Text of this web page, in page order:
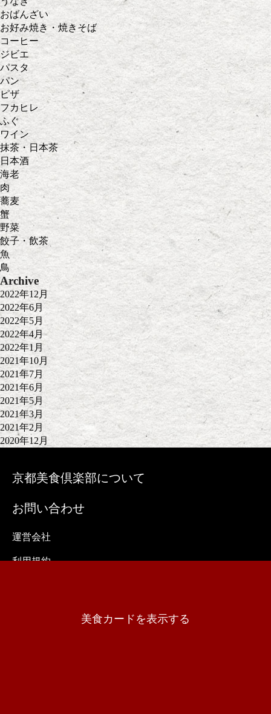
おばんざい
お好み焼き・焼きそば
コーヒー
ジビエ
パスタ
パン
ピザ
フカヒレ
ふぐ
ワイン
抹茶・日本茶
日本酒
海老
肉
蕎麦
蟹
野菜
餃子・飲茶
魚
鳥
Archive
2022年12月
2022年6月
2022年5月
2022年4月
2022年1月
2021年10月
2021年7月
2021年6月
2021年5月
2021年3月
2021年2月
2020年12月
京都美食倶楽部について
お問い合わせ
運営会社
利用規約
美食カードを表示する